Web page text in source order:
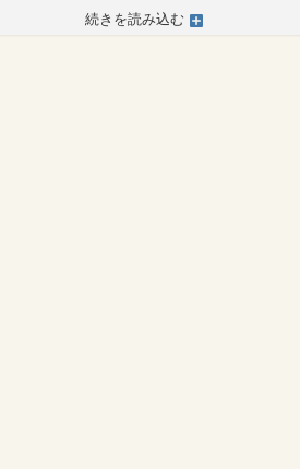
続きを読み込む